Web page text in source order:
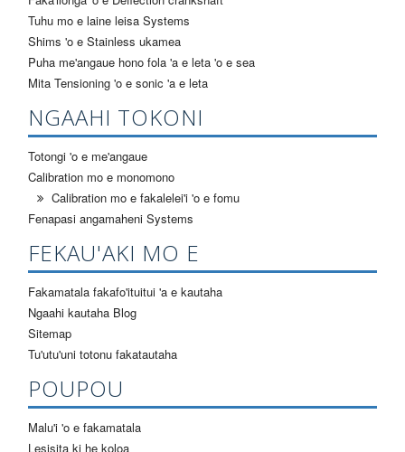
Tuhu mo e laine leisa Systems
Shims 'o e Stainless ukamea
Puha me'angaue hono fola 'a e leta 'o e sea
Mita Tensioning 'o e sonic 'a e leta
NGAAHI TOKONI
Totongi 'o e me'angaue
Calibration mo e monomono
Calibration mo e fakalelei'i 'o e fomu
Fenapasi angamaheni Systems
FEKAU'AKI MO E
Fakamatala fakafo'ituitui 'a e kautaha
Ngaahi kautaha Blog
Sitemap
Tu'utu'uni totonu fakatautaha
POUPOU
Malu'i 'o e fakamatala
Lesisita ki he koloa